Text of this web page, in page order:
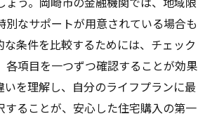
別なサポートが用意されている場合も
な条件を比較するためには、チェック
各項目を一つずつ確認することが効果
いを理解し、自分のライフプランに最
することが、安心した住宅購入の第一